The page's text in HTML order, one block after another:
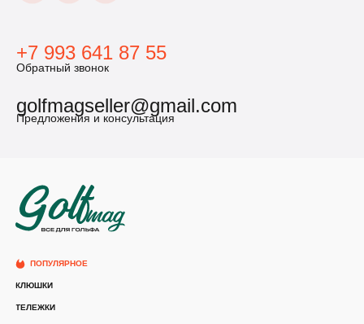
+7 993 641 87 55
Обратный звонок
golfmagseller@gmail.com
Предложения и консультация
КЛЮШКИ
ТЕЛЕЖКИ
ПОПУЛЯРНОЕ